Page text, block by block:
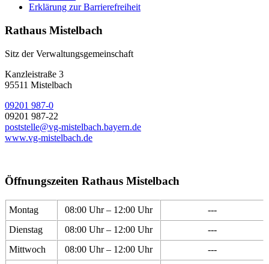
Erklärung zur Barrierefreiheit
Rathaus Mistelbach
Sitz der Verwaltungsgemeinschaft
Kanzleistraße 3
95511 Mistelbach
09201 987-0
09201 987-22
poststelle@vg-mistelbach.bayern.de
www.vg-mistelbach.de
Öffnungszeiten Rathaus Mistelbach
Montag 08:00 Uhr – 12:00 Uhr
---
Dienstag
08:00 Uhr – 12:00 Uhr
---
Mittwoch
08:00 Uhr – 12:00 Uhr
---